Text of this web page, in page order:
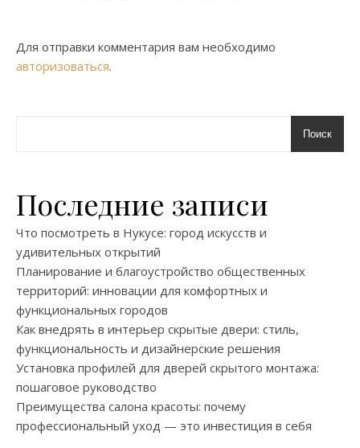
Для отправки комментария вам необходимо
авторизоваться.
Поиск
Последние записи
Что посмотреть в Нукусе: город искусств и
удивительных открытий
Планирование и благоустройство общественных
территорий: инновации для комфортных и
функциональных городов
Как внедрять в интерьер скрытые двери: стиль,
функциональность и дизайнерские решения
Установка профилей для дверей скрытого монтажа:
пошаговое руководство
Преимущества салона красоты: почему
профессиональный уход — это инвестиция в себя